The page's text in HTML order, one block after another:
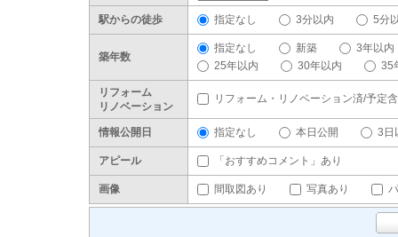
駅からの徒歩 指定なし 3分以内 5分
築年数
指定なし 新築
3年以内
25年以内
30年以内 35
リフォーム
リノベーション
リフォーム・リノベーション済/予定
情報公開日 指定なし 本日公開 3日
アピール 「おすすめコメント」あり
画像 間取図あり 写真あり